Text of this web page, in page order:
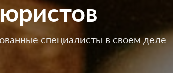
специалисты в своем деле